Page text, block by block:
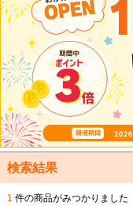
検索結果
1 件の商品がみつかりました